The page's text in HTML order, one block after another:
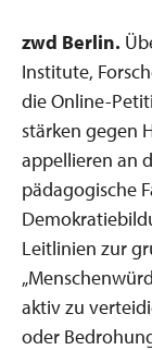
zwd Berlin.
Institute,
die Online-
stärken gegen
appellieren an
pädagogische
Leitlinien zur
aktiv zu
oder